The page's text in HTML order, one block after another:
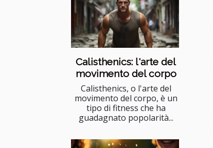
Calisthenics: l'arte del
movimento del corpo
Calisthenics, o l'arte del
movimento del corpo, è un
tipo di fitness che ha
guadagnato popolarità...